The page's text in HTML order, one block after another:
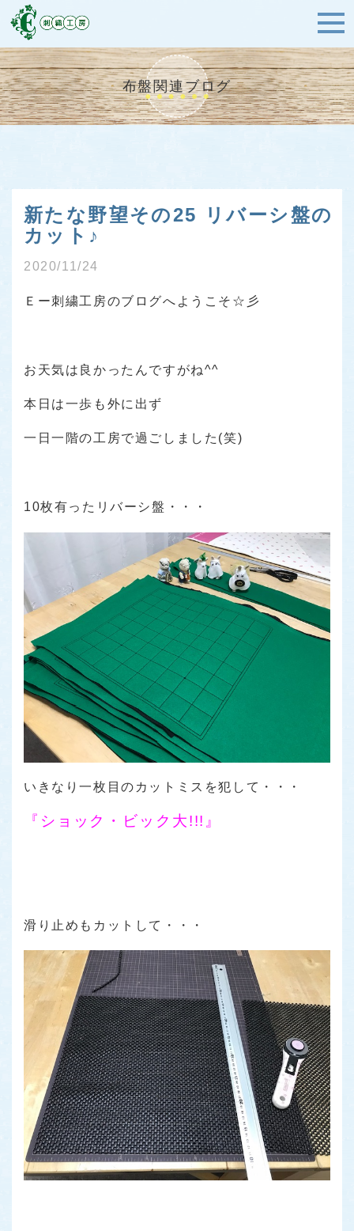
布盤関連ブログ
新たな野望その25 リバーシ盤の
カット♪
2020/11/24
Ｅー刺繍工房のブログへようこそ☆彡
お天気は良かったんですがね^^
本日は一歩も外に出ず
一日一階の工房で過ごしました(笑)
10枚有ったリバーシ盤・・・
いきなり一枚目のカットミスを犯して・・・
『ショック・ビック大!!!』
滑り止めもカットして・・・